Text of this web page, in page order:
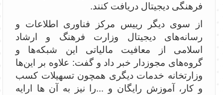
فرهنگی دیجیتال دریافت کنند.
از سوی دیگر رییس مرکز فناوری اطلاعات و
رسانه‌های دیجیتال وزارت فرهنگ و ارشاد
اسلامی از معافیت مالیاتی این شبکه‌ها و
گروه‌های مجوزدار خبر داد و گفت: علاوه بر این‌ها
وزارتخانه خدمات دیگری همچون تسهیلات کسب
و کار، آموزش رایگان و ...را نیز به آن ها ارایه